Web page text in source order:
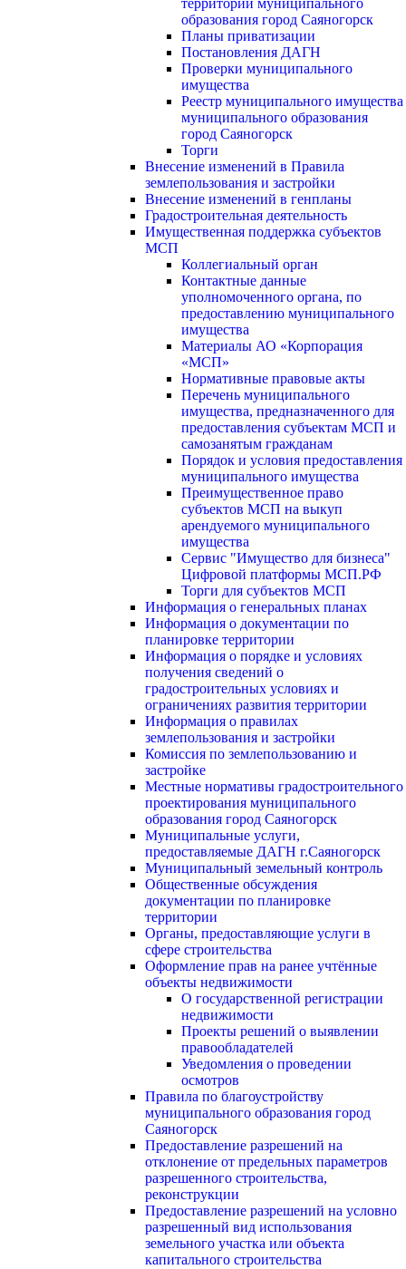
территории муниципального
образования город Саяногорск
Планы приватизации
Постановления ДАГН
Проверки муниципального
имущества
Реестр муниципального имущества
муниципального образования
город Саяногорск
Торги
Внесение изменений в Правила
землепользования и застройки
Внесение изменений в генпланы
Градостроительная деятельность
Имущественная поддержка субъектов
МСП
Коллегиальный орган
Контактные данные
уполномоченного органа, по
предоставлению муниципального
имущества
Материалы АО «Корпорация
«МСП»
Нормативные правовые акты
Перечень муниципального
имущества, предназначенного для
предоставления субъектам МСП и
самозанятым гражданам
Порядок и условия предоставления
муниципального имущества
Преимущественное право
субъектов МСП на выкуп
арендуемого муниципального
имущества
Сервис "Имущество для бизнеса"
Цифровой платформы МСП.РФ
Торги для субъектов МСП
Информация о генеральных планах
Информация о документации по
планировке территории
Информация о порядке и условиях
получения сведений о
градостроительных условиях и
ограничениях развития территории
Информация о правилах
землепользования и застройки
Комиссия по землепользованию и
застройке
Местные нормативы градостроительного
проектирования муниципального
образования город Саяногорск
Муниципальные услуги,
предоставляемые ДАГН г.Саяногорск
Муниципальный земельный контроль
Общественные обсуждения
документации по планировке
территории
Органы, предоставляющие услуги в
сфере строительства
Оформление прав на ранее учтённые
объекты недвижимости
О государственной регистрации
недвижимости
Проекты решений о выявлении
правообладателей
Уведомления о проведении
осмотров
Правила по благоустройству
муниципального образования город
Саяногорск
Предоставление разрешений на
отклонение от предельных параметров
разрешенного строительства,
реконструкции
Предоставление разрешений на условно
разрешенный вид использования
земельного участка или объекта
капитального строительства